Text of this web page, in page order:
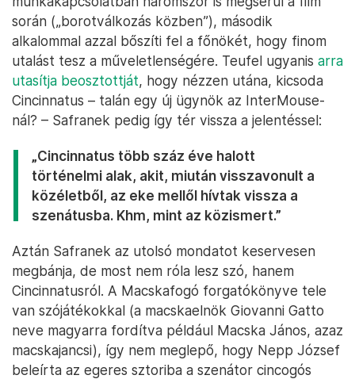
során („borotválkozás közben”), második
alkalommal azzal bőszíti fel a főnökét, hogy finom
utalást tesz a műveletlenségére. Teufel ugyanis arra
utasítja beosztottját, hogy nézzen utána, kicsoda
Cincinnatus – talán egy új ügynök az InterMouse-
nál? – Safranek pedig így tér vissza a jelentéssel:
„Cincinnatus több száz éve halott
történelmi alak, akit, miután visszavonult a
közéletből, az eke mellől hívtak vissza a
szenátusba. Khm, mint az közismert.”
Aztán Safranek az utolsó mondatot keservesen
megbánja, de most nem róla lesz szó, hanem
Cincinnatusról. A Macskafogó forgatókönyve tele
van szójátékokkal (a macskaelnök Giovanni Gatto
neve magyarra fordítva például Macska János, azaz
macskajancsi), így nem meglepő, hogy Nepp József
beleírta az egeres sztoriba a szenátor cincogós